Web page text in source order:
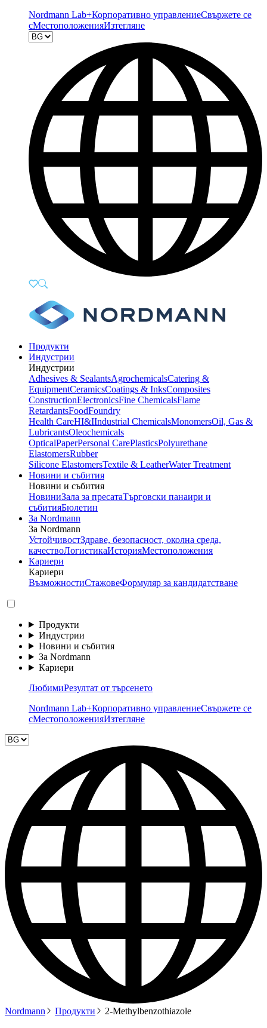
Nordmann Lab+Корпоративно управлениеСвържете се
сМестоположенияИзтегляне
Продукти
Индустрии
Индустрии
Adhesives & SealantsAgrochemicalsCatering &
EquipmentCeramicsCoatings & InksComposites
ConstructionElectronicsFine ChemicalsFlame
RetardantsFoodFoundry
Health CareHI&IIndustrial ChemicalsMonomersOil, Gas &
LubricantsOleochemicals
OpticalPaperPersonal CarePlasticsPolyurethane
ElastomersRubber
Silicone ElastomersTextile & LeatherWater Treatment
Новини и събития
Новини и събития
НовиниЗала за пресатаТърговски панаири и
събитияБюлетин
За Nordmann
За Nordmann
УстойчивостЗдраве, безопасност, околна среда,
качествоЛогистикаИсторияМестоположения
Кариери
Кариери
ВъзможностиСтажовеФормуляр за кандидатстване
Продукти
Индустрии
Новини и събития
За Nordmann
Кариери
ЛюбимиРезултат от търсенето
Nordmann Lab+Корпоративно управлениеСвържете се
сМестоположенияИзтегляне
Nordmann Продукти 2-Methylbenzothiazole